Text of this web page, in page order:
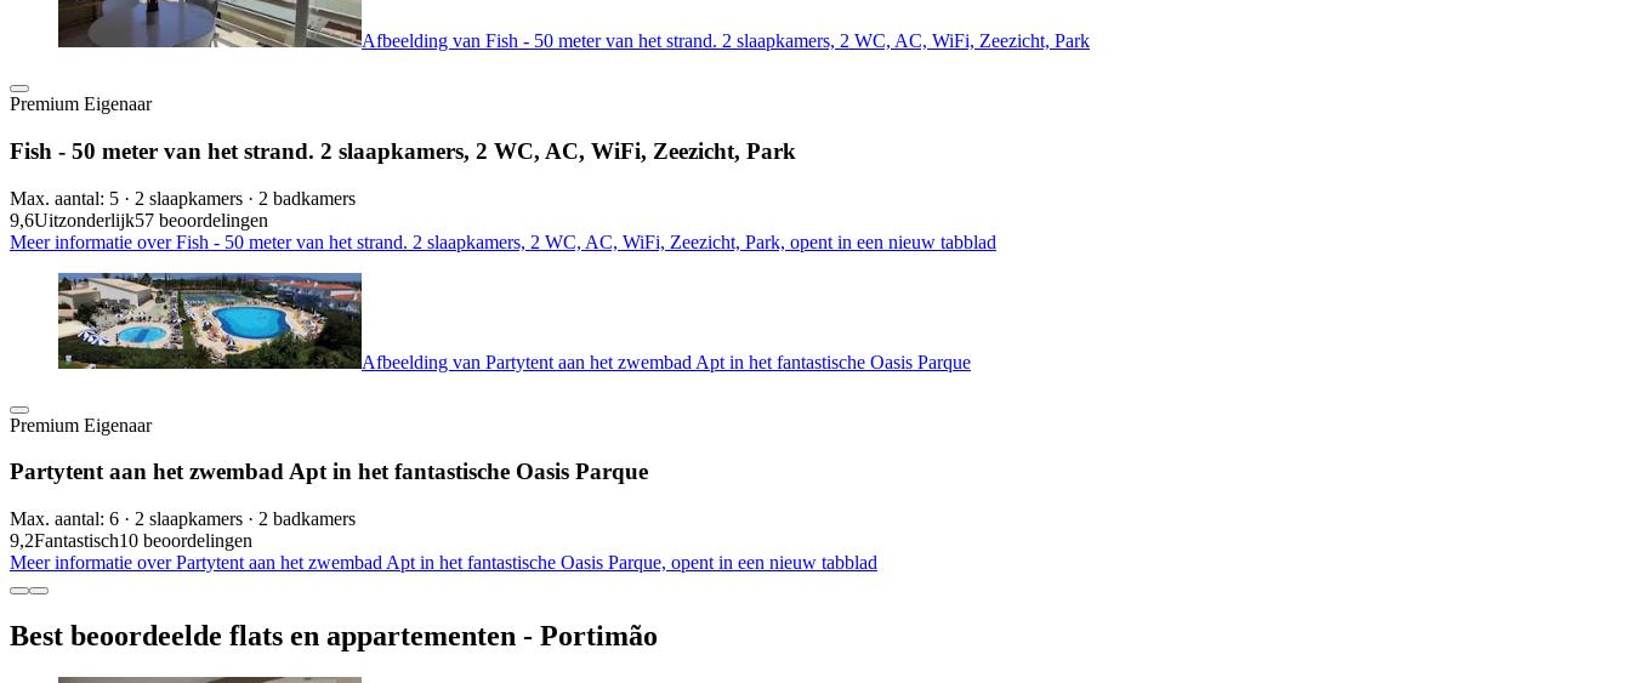
Afbeelding van Fish - 50 meter van het strand. 2 slaapkamers, 2 WC, AC, WiFi, Zeezicht, Park
Premium Eigenaar
Fish - 50 meter van het strand. 2 slaapkamers, 2 WC, AC, WiFi, Zeezicht, Park
Max. aantal: 5 · 2 slaapkamers · 2 badkamers
9,6Uitzonderlijk57 beoordelingen
Meer informatie over Fish - 50 meter van het strand. 2 slaapkamers, 2 WC, AC, WiFi, Zeezicht, Park, opent in een nieuw tabblad
Afbeelding van Partytent aan het zwembad Apt in het fantastische Oasis Parque
Premium Eigenaar
Partytent aan het zwembad Apt in het fantastische Oasis Parque
Max. aantal: 6 · 2 slaapkamers · 2 badkamers
9,2Fantastisch10 beoordelingen
Meer informatie over Partytent aan het zwembad Apt in het fantastische Oasis Parque, opent in een nieuw tabblad
Best beoordeelde flats en appartementen - Portimão